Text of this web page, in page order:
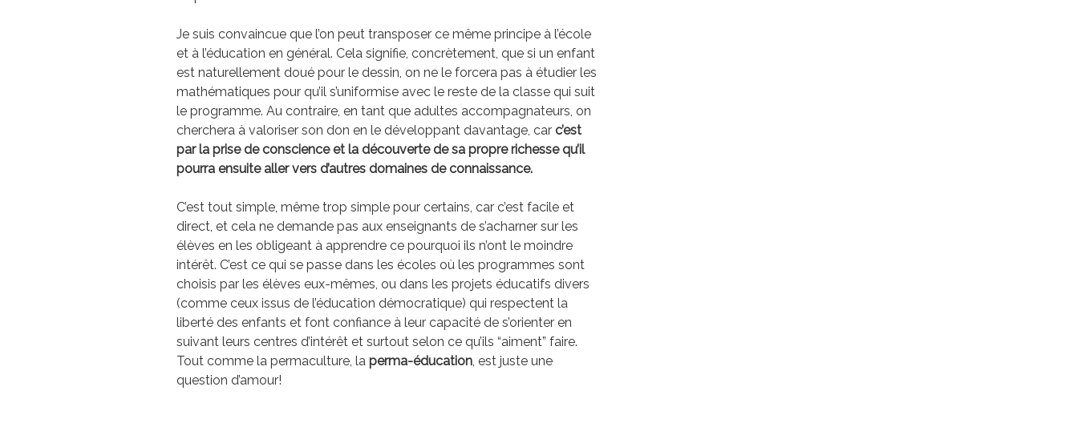
Je suis convaincue que l’on peut transposer ce même principe à l’école
et à l’éducation en général. Cela signifie, concrètement, que si un enfant
est naturellement doué pour le dessin, on ne le forcera pas à étudier les
mathématiques pour qu’il s’uniformise avec le reste de la classe qui suit
le programme. Au contraire, en tant que adultes accompagnateurs, on
cherchera à valoriser son don en le développant davantage, car c’est
par la prise de conscience et la découverte de sa propre richesse qu’il
pourra ensuite aller vers d’autres domaines de connaissance.
C’est tout simple, même trop simple pour certains, car c’est facile et
direct, et cela ne demande pas aux enseignants de s’acharner sur les
élèves en les obligeant à apprendre ce pourquoi ils n’ont le moindre
intérêt. C’est ce qui se passe dans les écoles où les programmes sont
choisis par les élèves eux-mêmes, ou dans les projets éducatifs divers
(comme ceux issus de l’éducation démocratique) qui respectent la
liberté des enfants et font confiance à leur capacité de s’orienter en
suivant leurs centres d’intérêt et surtout selon ce qu’ils “aiment” faire.
Tout comme la permaculture, la perma-éducation, est juste une
question d’amour!